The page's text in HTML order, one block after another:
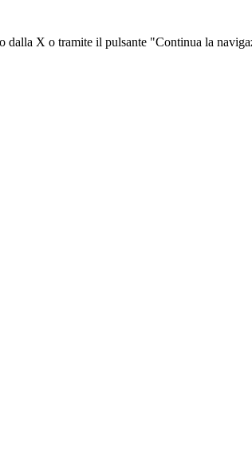
dalla X o tramite il pulsante "Continua la